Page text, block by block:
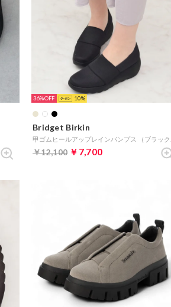
36% 10
Bridget Birkin
￥12,100 ￥7,700